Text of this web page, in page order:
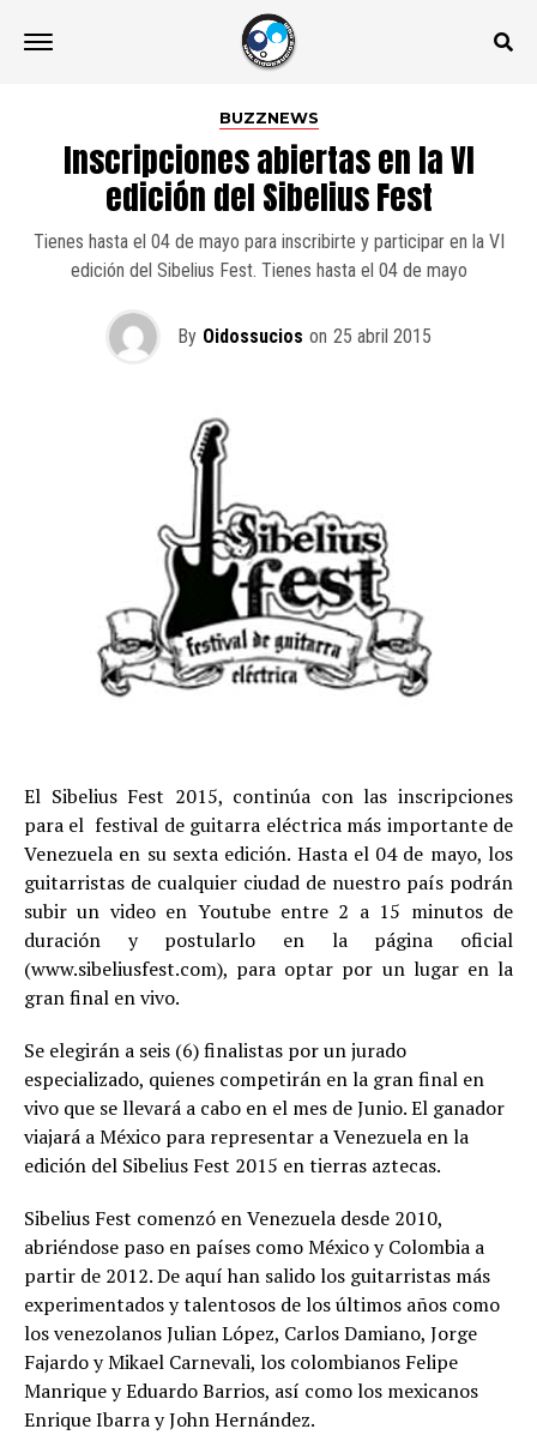
BUZZNEWS
Inscripciones abiertas en la VI
edición del Sibelius Fest
Tienes hasta el 04 de mayo para inscribirte y participar en la VI
edición del Sibelius Fest. Tienes hasta el 04 de mayo
By Oidossucios on 25 abril 2015
El Sibelius Fest 2015, continúa con las inscripciones
para el festival de guitarra eléctrica más importante de
Venezuela en su sexta edición. Hasta el 04 de mayo, los
guitarristas de cualquier ciudad de nuestro país podrán
subir un video en Youtube entre 2 a 15 minutos de
duración y postularlo en la página oficial
(www.sibeliusfest.com), para optar por un lugar en la
gran final en vivo.
Se elegirán a seis (6) finalistas por un jurado
especializado, quienes competirán en la gran final en
vivo que se llevará a cabo en el mes de Junio. El ganador
viajará a México para representar a Venezuela en la
edición del Sibelius Fest 2015 en tierras aztecas.
Sibelius Fest comenzó en Venezuela desde 2010,
abriéndose paso en países como México y Colombia a
partir de 2012. De aquí han salido los guitarristas más
experimentados y talentosos de los últimos años como
los venezolanos Julian López, Carlos Damiano, Jorge
Fajardo y Mikael Carnevali, los colombianos Felipe
Manrique y Eduardo Barrios, así como los mexicanos
Enrique Ibarra y John Hernández.